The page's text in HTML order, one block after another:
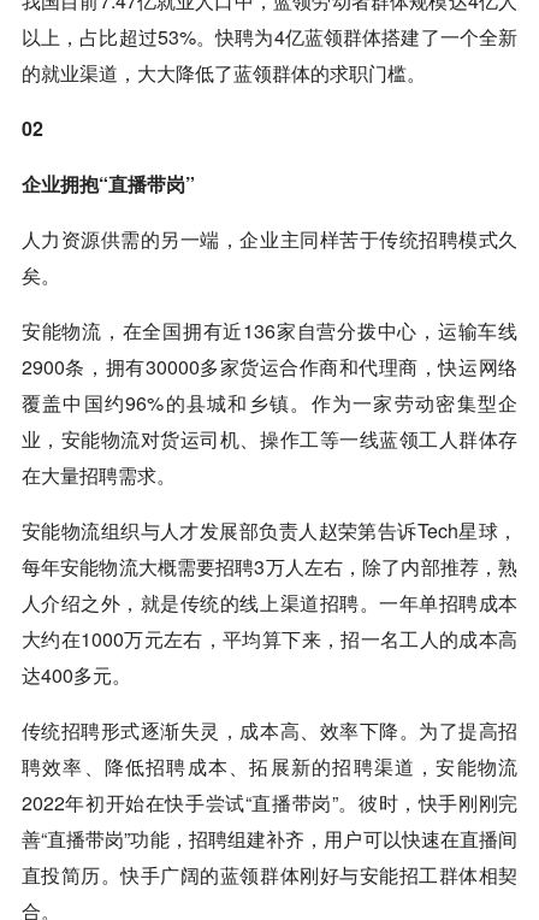
以上，占比超过53%。快聘为4亿蓝领群体搭建了一个全新
的就业渠道，大大降低了蓝领群体的求职门槛。
02
企业拥抱“直播带岗”
人力资源供需的另一端，企业主同样苦于传统招聘模式久
矣。
安能物流，在全国拥有近136家自营分拨中心，运输车线
2900条，拥有30000多家货运合作商和代理商，快运网络
覆盖中国约96%的县城和乡镇。作为一家劳动密集型企
业，安能物流对货运司机、操作工等一线蓝领工人群体存
在大量招聘需求。
安能物流组织与人才发展部负责人赵荣第告诉Tech星球，
每年安能物流大概需要招聘3万人左右，除了内部推荐，熟
人介绍之外，就是传统的线上渠道招聘。一年单招聘成本
大约在1000万元左右，平均算下来，招一名工人的成本高
达400多元。
传统招聘形式逐渐失灵，成本高、效率下降。为了提高招
聘效率、降低招聘成本、拓展新的招聘渠道，安能物流
2022年初开始在快手尝试“直播带岗”。彼时，快手刚刚完
善“直播带岗”功能，招聘组建补齐，用户可以快速在直播间
直投简历。快手广阔的蓝领群体刚好与安能招工群体相契
合。